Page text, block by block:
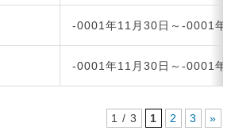
-0001年11月30日～-0001年
-0001年11月30日～-0001年
1 / 3 1 2 3 »